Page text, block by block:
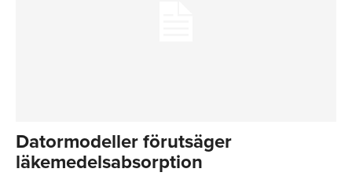
Datormodeller förutsäger
läkemedelsabsorption